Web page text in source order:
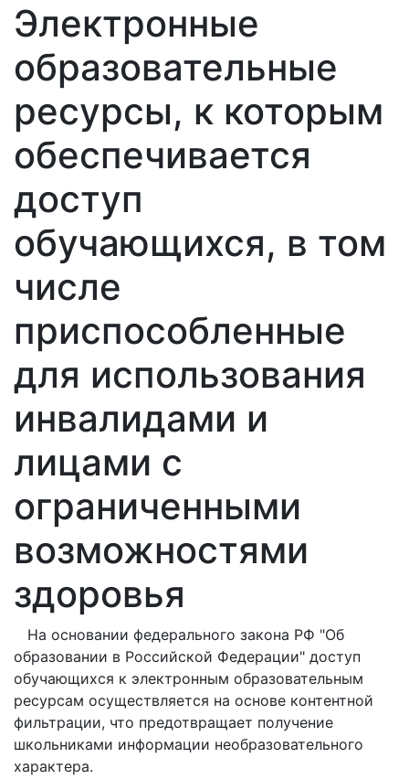
Электронные
образовательные
ресурсы, к которым
обеспечивается
доступ
обучающихся, в том
числе
приспособленные
для использования
инвалидами и
лицами с
ограниченными
возможностями
здоровья
На основании федерального закона РФ "Об
образовании в Российской Федерации" доступ
обучающихся к электронным образовательным
ресурсам осуществляется на основе контентной
фильтрации, что предотвращает получение
школьниками информации необразовательного
характера.